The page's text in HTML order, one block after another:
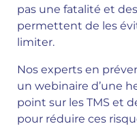
pas une fatalité et
permettent de les
limiter.
Nos experts en
un webinaire d’une
point sur les TMS et
pour réduire ces